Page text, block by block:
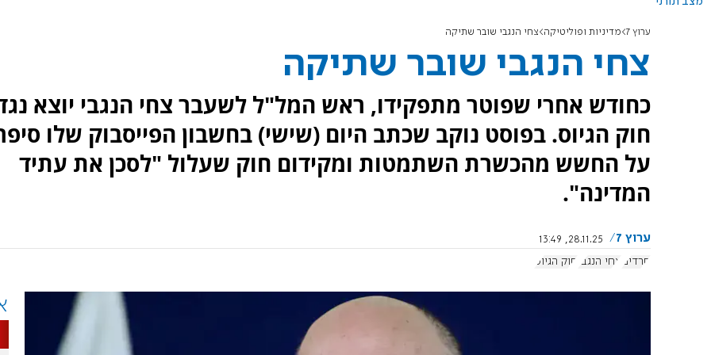
ערוץ 7 מדיניות ופוליטיקה צחי הנגבי שובר שתיקה
צחי הנגבי שובר שתיקה
כחודש אחרי שפוטר מתפקידו, ראש המל"ל לשעבר צחי הנגבי יוצא
חוק הגיוס. בפוסט נוקב שכתב היום (שישי) בחשבון הפייסבוק שלו
על החשש מהכשרת השתמטות ומקידום חוק שעלול "לסכן את עתיד
המדינה".
ערוץ 7
28.11.25, 13:49
חרדים צחי הנגבי חוק הגיוס